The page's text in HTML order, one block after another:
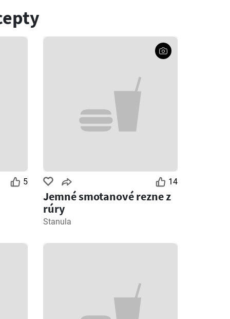
5 14
Jemné smotanové rezne z
rúry
Stanula